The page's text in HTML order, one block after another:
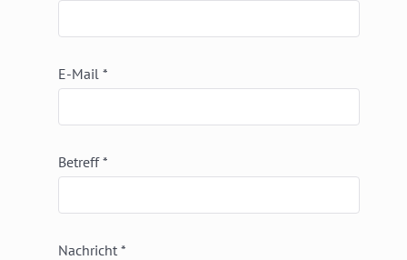
E-Mail *
Betreff*
Nachricht *